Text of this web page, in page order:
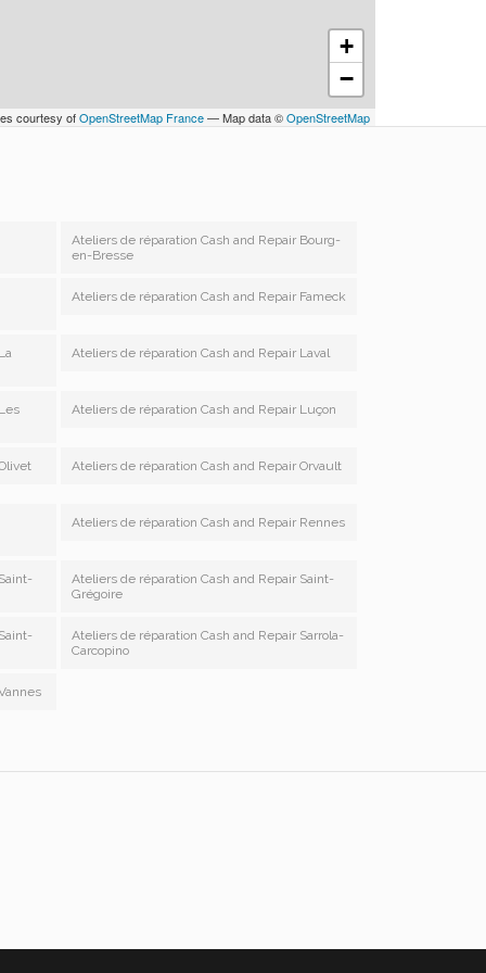
+
−
courtesy ofOpenStreetMap France— Map data ©OpenStreetMap
Ateliers de réparation Cash and Repair Bourg-
en-Bresse
Ateliers de réparation Cash and Repair Fameck
Ateliers de réparation Cash and Repair Laval
Ateliers de réparation Cash and Repair Luçon
Ateliers de réparation Cash and Repair Orvault
Ateliers de réparation Cash and Repair Rennes
Ateliers de réparation Cash and Repair Saint-
Grégoire
Ateliers de réparation Cash and Repair Sarrola-
Carcopino